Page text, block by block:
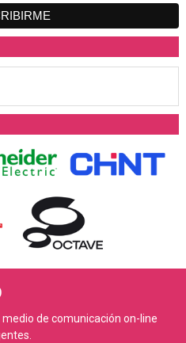
medio de comunicación on-line